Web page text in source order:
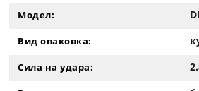
Модел:
Вид опаковка:
Сила на удара: